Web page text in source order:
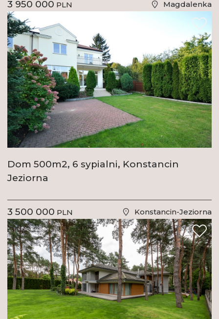
3 950 000 PLN Magdalenka
Dom 500m2, 6 sypialni, Konstancin
Jeziorna
3 500 000 PLN Konstancin-Jeziorna